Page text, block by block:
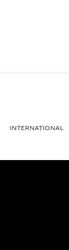
INTERNAŢIONAL